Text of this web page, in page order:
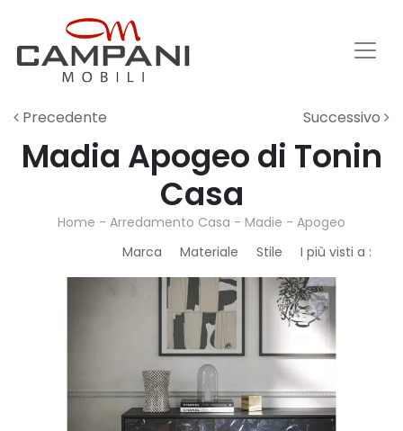
Precedente Successivo
Madia Apogeo di Tonin
Casa
Home - Arredamento Casa - Madie - Apogeo
Marca
Materiale Stile I più visti a :